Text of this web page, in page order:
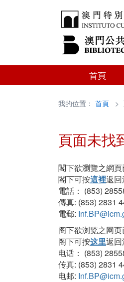
首頁
我的位置： 首頁 >
頁面未找
閣下欲瀏覽之網頁
閣下可按這裡返
電話： (853)
傳真: (853) 2831
電郵:
阁下欲浏览之网页
阁下可按这里返
电话： (853)
传真: (853) 2831
电邮: